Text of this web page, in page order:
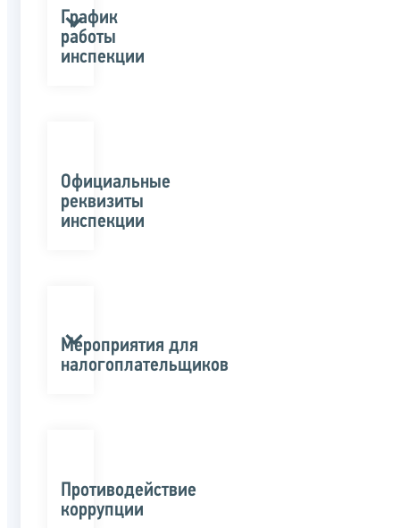
График
работы
инспекции
Официальные
реквизиты
инспекции
Мероприятия для
налогоплательщиков
Противодействие
коррупции